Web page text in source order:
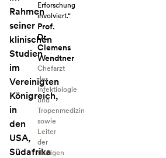
Rahmen
seiner
klinischen
Studien
im
Vereinigten
Königreich,
in
den
USA,
Südafrika
Erforschung
involviert.“
Prof.
Dr.
Clemens
Wendtner
Chefarzt
der
Infektiologie
und
Tropenmedizin
sowie
Leiter
der
dortigen